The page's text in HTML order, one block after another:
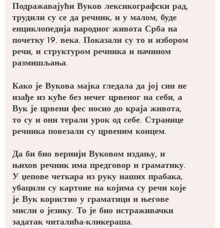
Подражавајући Вуков лексикографски рад,
трудили су се да речник, и у малом, буде
енциклопедија народног живота Срба на
почетку 19. века. Показали су то и избором
речи, и структуром речника и начином
размишљања.
Како је Вукова мајка гледала да јој син не
изађе из куће без нечег црвеног на себи, а
Вук је црвени фес носио до краја живота,
то су и они терали урок од себе. Странице
речника повезали су црвеним концем.
Да би био вернији Вуковом издању, и
њихов речник има предговор и граматику.
У џепове четкара из руку наших прабака,
убацили су картоне на којима су речи које
је Вук користио у граматици и његове
мисли о језику. То је био истраживачки
задатак читалића-кликераша.